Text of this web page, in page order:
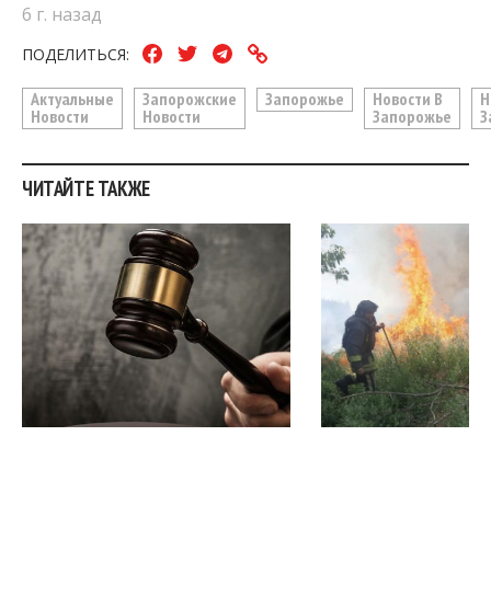
6 г. назад
ПОДЕЛИТЬСЯ:
Актуальные
Новости
Запорожские
Новости
Запорожье
Новости В
Запорожье
ЧИТАЙТЕ ТАКЖЕ